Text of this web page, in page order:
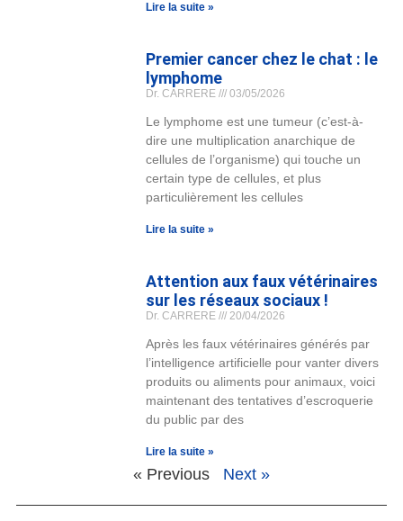
Lire la suite »
Premier cancer chez le chat : le
lymphome
Dr. CARRERE 03/05/2026
Le lymphome est une tumeur (c’est-à-
dire une multiplication anarchique de
cellules de l’organisme) qui touche un
certain type de cellules, et plus
particulièrement les cellules
Lire la suite »
Attention aux faux vétérinaires
sur les réseaux sociaux !
Dr. CARRERE 20/04/2026
Après les faux vétérinaires générés par
l’intelligence artificielle pour vanter divers
produits ou aliments pour animaux, voici
maintenant des tentatives d’escroquerie
du public par des
Lire la suite »
« Previous Next »